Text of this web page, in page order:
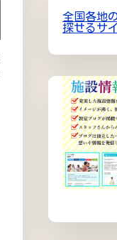
全国各地
探せるサ